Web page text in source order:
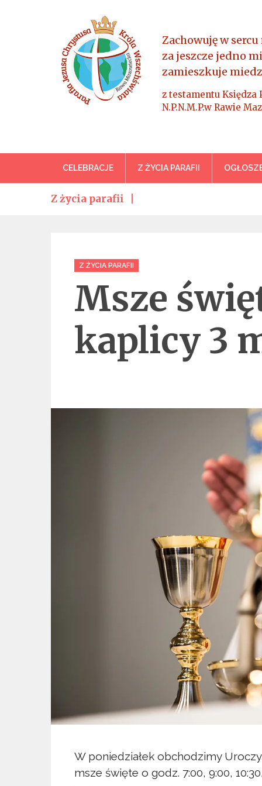
Parafia Jezusa
Zachowuję w
za jeszcze jedno
zamieszkuje
z testamentu Księdza
N.P.N.M.P.w Rawie
CELEBRACJE Z ŻYCIA PARAFII
Z życia parafii
Categories
Z ŻYCIA PARAFII
Msze
kaplicy 3
W poniedziałek obchodzimy
msze święte o godz. 7:00, 9:00,